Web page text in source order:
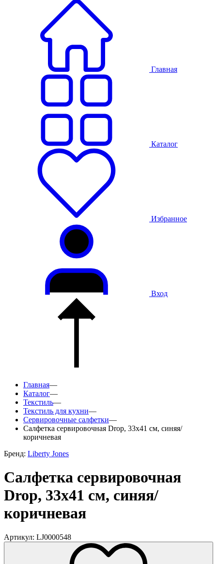
Главная
Каталог
Избранное
Вход
Главная—
Каталог—
Текстиль—
Текстиль для кухни—
Сервировочные салфетки—
Салфетка сервировочная Drop, 33х41 см, синяя/
коричневая
Бренд: Liberty Jones
Салфетка сервировочная
Drop, 33х41 см, синяя/
коричневая
Артикул: LJ0000548